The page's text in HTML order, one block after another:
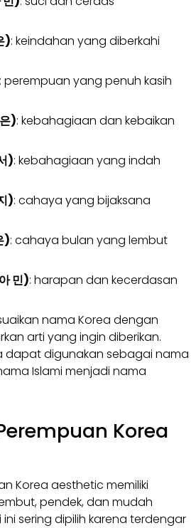
): keindahan yang diberkahi
: perempuan yang penuh kasih
): kebahagiaan dan kebaikan
): kebahagiaan yang indah
): cahaya yang bijaksana
): cahaya bulan yang lembut
민): harapan dan kecerdasan
nama Korea dengan
arti yang ingin diberikan.
dapat digunakan sebagai nama
Islami menjadi nama
Korea
Korea aesthetic memiliki
pendek, dan mudah
sering dipilih karena terdengar